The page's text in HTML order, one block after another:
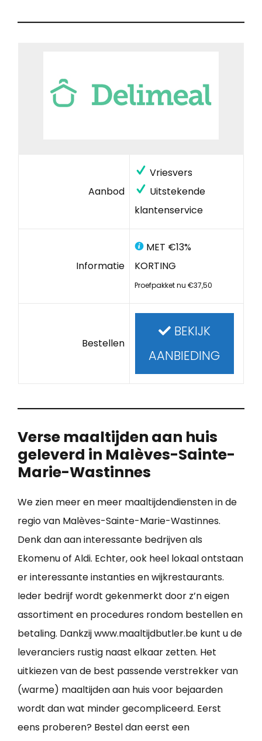
Aanbod
Vriesvers
Uitstekende
klantenservice
Informatie
MET €13%
KORTING
Proefpakket nu €37,50
Bestellen
BEKIJK
AANBIEDING
Verse maaltijden aan huis
geleverd in Malèves-Sainte-
Marie-Wastinnes
We zien meer en meer maaltijdendiensten in de
regio van Malèves-Sainte-Marie-Wastinnes.
Denk dan aan interessante bedrijven als
Ekomenu of Aldi. Echter, ook heel lokaal ontstaan
er interessante instanties en wijkrestaurants.
Ieder bedrijf wordt gekenmerkt door z’n eigen
assortiment en procedures rondom bestellen en
betaling. Dankzij www.maaltijdbutler.be kunt u de
leveranciers rustig naast elkaar zetten. Het
uitkiezen van de best passende verstrekker van
(warme) maaltijden aan huis voor bejaarden
wordt dan wat minder gecompliceerd. Eerst
eens proberen? Bestel dan eerst een